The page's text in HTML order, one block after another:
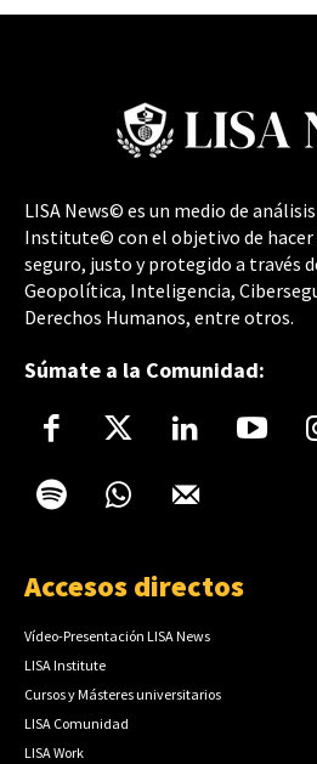
LISA News© es un medio de
Institute© con el objetivo de hacer
seguro, justo y protegido a través
Geopolítica, Inteligencia,
Derechos Humanos, entre otros.
Súmate a la Comunidad:
Accesos directos
Vídeo-Presentación LISA News
LISA Institute
Cursos y Másteres universitarios
LISA Comunidad
LISA Work